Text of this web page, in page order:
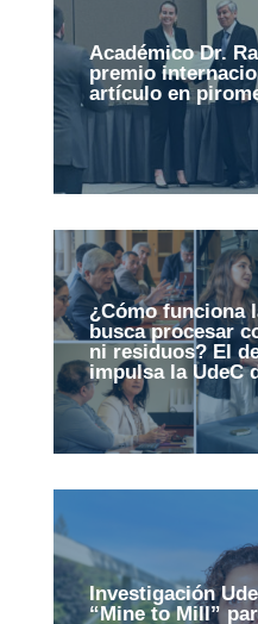
Académico Dr.
premio
artículo en
¿Cómo funciona
busca procesar
ni residuos? El
impulsa la UdeC
Investigación
“Mine to Mill”